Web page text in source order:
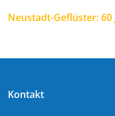
Neustadt-Geflüster:
Kontakt